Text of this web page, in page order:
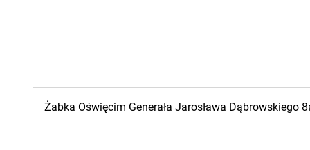
Żabka Oświęcim Generała Jarosława Dąbrowskiego